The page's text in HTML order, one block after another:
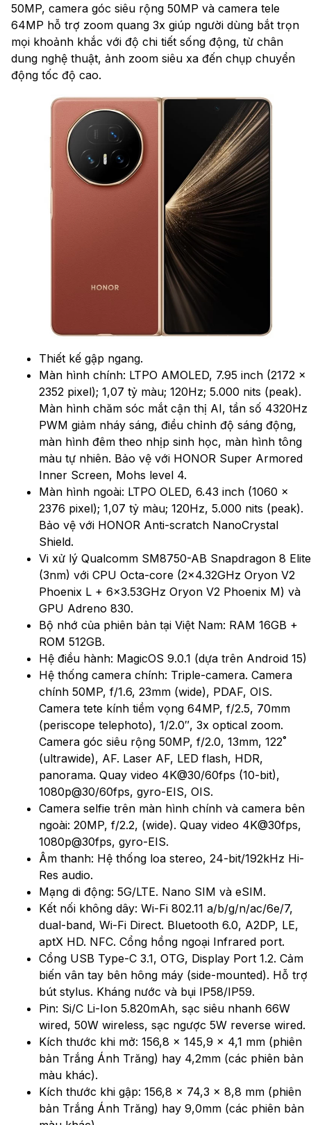
50MP, camera góc siêu rộng 50MP và camera tele
64MP hỗ trợ zoom quang 3x giúp người dùng bắt trọn
mọi khoảnh khắc với độ chi tiết sống động, từ chân
dung nghệ thuật, ảnh zoom siêu xa đến chụp chuyển
động tốc độ cao.
Thiết kế gập ngang.
Màn hình chính: LTPO AMOLED, 7.95 inch (2172 x
2352 pixel); 1,07 tỷ màu; 120Hz; 5.000 nits (peak).
Màn hình chăm sóc mắt cận thị AI, tần số 4320Hz
PWM giảm nháy sáng, điều chỉnh độ sáng động,
màn hình đêm theo nhịp sinh học, màn hình tông
màu tự nhiên. Bảo vệ với HONOR Super Armored
Inner Screen, Mohs level 4.
Màn hình ngoài: LTPO OLED, 6.43 inch (1060 x
2376 pixel); 1,07 tỷ màu; 120Hz, 5.000 nits (peak).
Bảo vệ với HONOR Anti-scratch NanoCrystal
Shield.
Vi xử lý Qualcomm SM8750-AB Snapdragon 8 Elite
(3nm) với CPU Octa-core (2×4.32GHz Oryon V2
Phoenix L + 6×3.53GHz Oryon V2 Phoenix M) và
GPU Adreno 830.
Bộ nhớ của phiên bản tại Việt Nam: RAM 16GB +
ROM 512GB.
Hệ điều hành: MagicOS 9.0.1 (dựa trên Android 15)
Hệ thống camera chính: Triple-camera. Camera
chính 50MP, f/1.6, 23mm (wide), PDAF, OIS.
Camera tete kính tiềm vọng 64MP, f/2.5, 70mm
(periscope telephoto), 1/2.0″, 3x optical zoom.
Camera góc siêu rộng 50MP, f/2.0, 13mm, 122˚
(ultrawide), AF. Laser AF, LED flash, HDR,
panorama. Quay video 4K@30/60fps (10-bit),
1080p@30/60fps, gyro-EIS, OIS.
Camera selfie trên màn hình chính và camera bên
ngoài: 20MP, f/2.2, (wide). Quay video 4K@30fps,
1080p@30fps, gyro-EIS.
Âm thanh: Hệ thống loa stereo, 24-bit/192kHz Hi-
Res audio.
Mạng di động: 5G/LTE. Nano SIM và eSIM.
Kết nối không dây: Wi-Fi 802.11 a/b/g/n/ac/6e/7,
dual-band, Wi-Fi Direct. Bluetooth 6.0, A2DP, LE,
aptX HD. NFC. Cổng hồng ngoại Infrared port.
Cổng USB Type-C 3.1, OTG, Display Port 1.2. Cảm
biến vân tay bên hông máy (side-mounted). Hỗ trợ
bút stylus. Kháng nước và bụi IP58/IP59.
Pin: Si/C Li-Ion 5.820mAh, sạc siêu nhanh 66W
wired, 50W wireless, sạc ngược 5W reverse wired.
Kích thước khi mở: 156,8 x 145,9 x 4,1 mm (phiên
bản Trắng Ánh Trăng) hay 4,2mm (các phiên bản
màu khác).
Kích thước khi gập: 156,8 x 74,3 x 8,8 mm (phiên
bản Trắng Ánh Trăng) hay 9,0mm (các phiên bản